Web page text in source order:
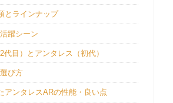
とラインナップ
躍シーン
代目）とアンタレス（初代）
び方
アンタレスARの性能・良い点